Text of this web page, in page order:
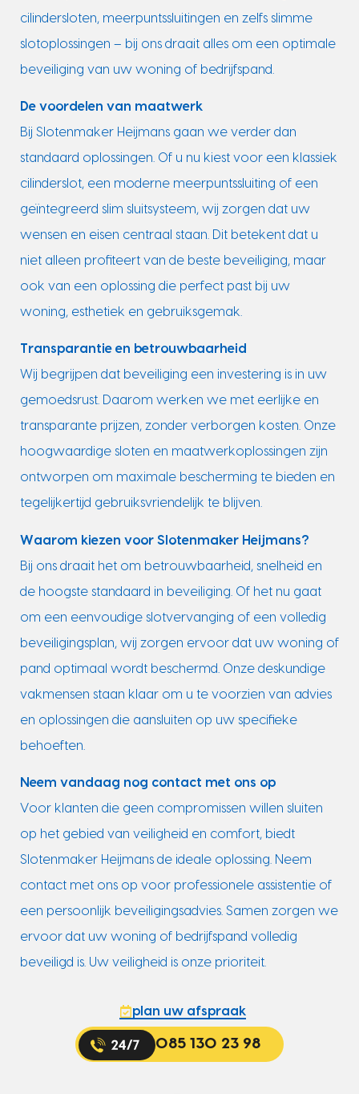
cilindersloten, meerpuntssluitingen en zelfs slimme
slotoplossingen – bij ons draait alles om een optimale
beveiliging van uw woning of bedrijfspand.
De voordelen van maatwerk
Bij Slotenmaker Heijmans gaan we verder dan
standaard oplossingen. Of u nu kiest voor een klassiek
cilinderslot, een moderne meerpuntssluiting of een
geïntegreerd slim sluitsysteem, wij zorgen dat uw
wensen en eisen centraal staan. Dit betekent dat u
niet alleen profiteert van de beste beveiliging, maar
ook van een oplossing die perfect past bij uw
woning, esthetiek en gebruiksgemak.
Transparantie en betrouwbaarheid
Wij begrijpen dat beveiliging een investering is in uw
gemoedsrust. Daarom werken we met eerlijke en
transparante prijzen, zonder verborgen kosten. Onze
hoogwaardige sloten en maatwerkoplossingen zijn
ontworpen om maximale bescherming te bieden en
tegelijkertijd gebruiksvriendelijk te blijven.
Waarom kiezen voor Slotenmaker Heijmans?
Bij ons draait het om betrouwbaarheid, snelheid en
de hoogste standaard in beveiliging. Of het nu gaat
om een eenvoudige slotvervanging of een volledig
beveiligingsplan, wij zorgen ervoor dat uw woning of
pand optimaal wordt beschermd. Onze deskundige
vakmensen staan klaar om u te voorzien van advies
en oplossingen die aansluiten op uw specifieke
behoeften.
Neem vandaag nog contact met ons op
Voor klanten die geen compromissen willen sluiten
op het gebied van veiligheid en comfort, biedt
Slotenmaker Heijmans de ideale oplossing. Neem
contact met ons op voor professionele assistentie of
een persoonlijk beveiligingsadvies. Samen zorgen we
ervoor dat uw woning of bedrijfspand volledig
beveiligd is. Uw veiligheid is onze prioriteit.
plan uw afspraak
085 130 23 98